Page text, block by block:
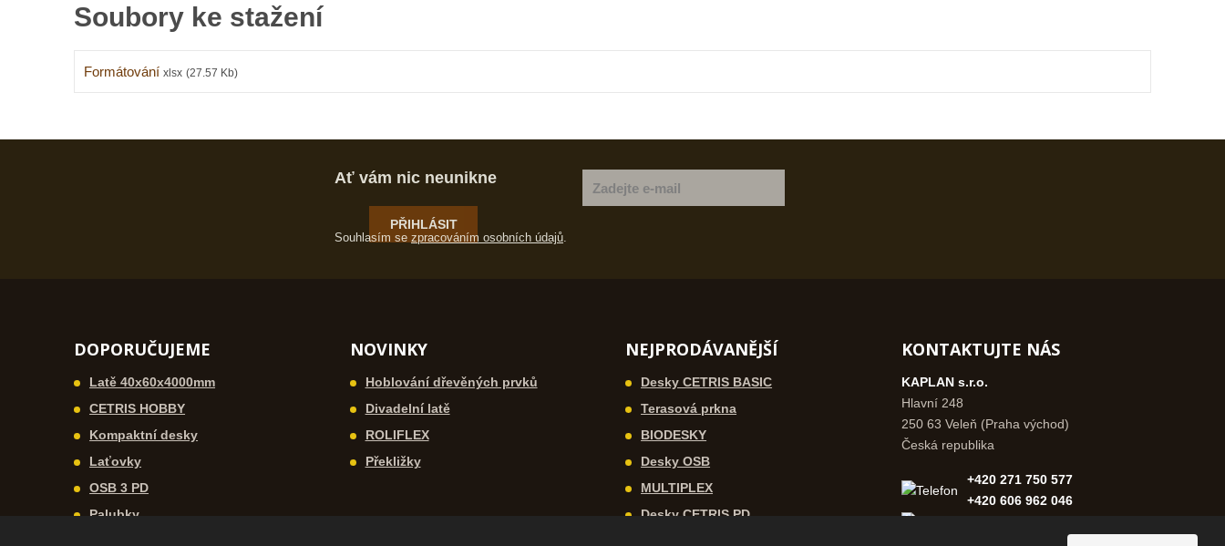
Soubory ke stažení
Formátování xlsx (27.57 Kb)
Ať vám nic neunikne
PŘIHLÁSIT
Souhlasím se zpracováním osobních údajů.
DOPORUČUJEME
Latě 40x60x4000mm
CETRIS HOBBY
Kompaktní desky
Laťovky
OSB 3 PD
Palubky
NOVINKY
Hoblování dřevěných prvků
Divadelní latě
ROLIFLEX
Překližky
NEJPRODÁVANĚJŠÍ
Desky CETRIS BASIC
Terasová prkna
BIODESKY
Desky OSB
MULTIPLEX
Desky CETRIS PD
KONTAKTUJTE NÁS
KAPLAN s.r.o.
Hlavní 248
250 63 Veleň (Praha východ)
Česká republika
+420 271 750 577
+420 606 962 046